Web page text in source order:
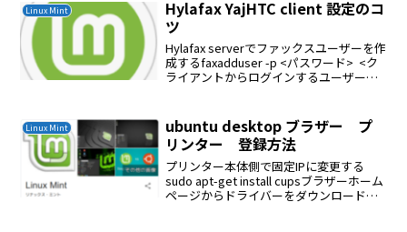
Linux Mint
Hylafax YajHTC client 設定のコ
ツ
Hylafax serverでファックスユーザーを作
成するfaxadduser -p <パスワード> <ク
ライアントからログインするユーザー名
て確認する携帯回...
Linux Mint
ubuntu desktop ブラザー プ
リンター 登録方法
プリンター本体側で固定IPに変更する
sudo apt-get install cupsブラザーホーム
ページからドライバーをダウンロード